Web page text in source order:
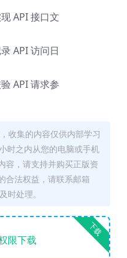
API 接口文
API 访问日
API 请求参
收集的内容仅供内部学习
时之内从您的电脑或手机
容，请支持并购买正版资
合法权益，请联系邮箱
时处理。
下载
限下载